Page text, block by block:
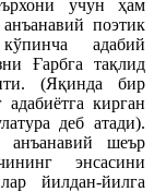
учун ҳам
поэтик
адабий
Ғарбга тақлид
(Яқинда бир
кирган
деб атади).
анъанавий шеър
энсасини
йилдан-йилга